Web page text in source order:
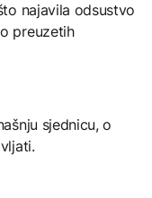
najavila odsustvo
preuzetih
sjednicu, o